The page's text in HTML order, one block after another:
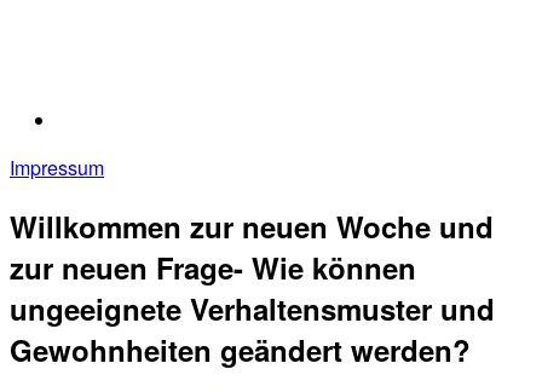
Impressum
Willkommen zur neuen Woche und
zur neuen Frage- Wie können
ungeeignete Verhaltensmuster und
Gewohnheiten geändert werden?